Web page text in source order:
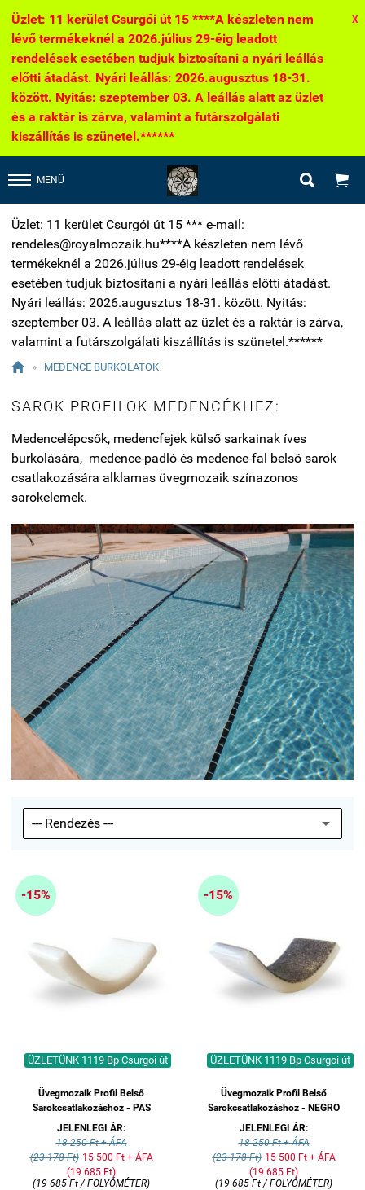
Üzlet: 11 kerület Csurgói út 15 ****A készleten nem
lévő termékeknél a 2026.július 29-éig leadott
rendelések esetében tudjuk biztosítani a nyári leállás
előtti átadást. Nyári leállás: 2026.augusztus 18-31.
között. Nyitás: szeptember 03. A leállás alatt az üzlet
és a raktár is zárva, valamint a futárszolgálati
kiszállítás is szünetel.******
X
MENÜ  
Üzlet: 11 kerület Csurgói út 15 *** e-mail:
rendeles@royalmozaik.hu****A készleten nem lévő
termékeknél a 2026.július 29-éig leadott rendelések
esetében tudjuk biztosítani a nyári leállás előtti átadást.
Nyári leállás: 2026.augusztus 18-31. között. Nyitás:
szeptember 03. A leállás alatt az üzlet és a raktár is zárva,
valamint a futárszolgálati kiszállítás is szünetel.******
 » MEDENCE BURKOLATOK
SAROK PROFILOK MEDENCÉKHEZ:
Medencelépcsők, medencfejek külső sarkainak íves
burkolására, medence-padló és medence-fal belső sarok
csatlakozására alklamas üvegmozaik színazonos
sarokelemek.
-15%
ÜZLETÜNK 1119 Bp Csurgoi út
Üvegmozaik Profil Belső
Sarokcsatlakozáshoz - PAS
JELENLEGI ÁR:
18 250 Ft + ÁFA
(23 178 Ft) 15 500 Ft + ÁFA
(19 685 Ft)
(19 685 Ft / FOLYÓMÉTER)
-15%
ÜZLETÜNK 1119 Bp Csurgoi út
Üvegmozaik Profil Belső
Sarokcsatlakozáshoz - NEGRO
JELENLEGI ÁR:
18 250 Ft + ÁFA
(23 178 Ft) 15 500 Ft + ÁFA
(19 685 Ft)
(19 685 Ft / FOLYÓMÉTER)